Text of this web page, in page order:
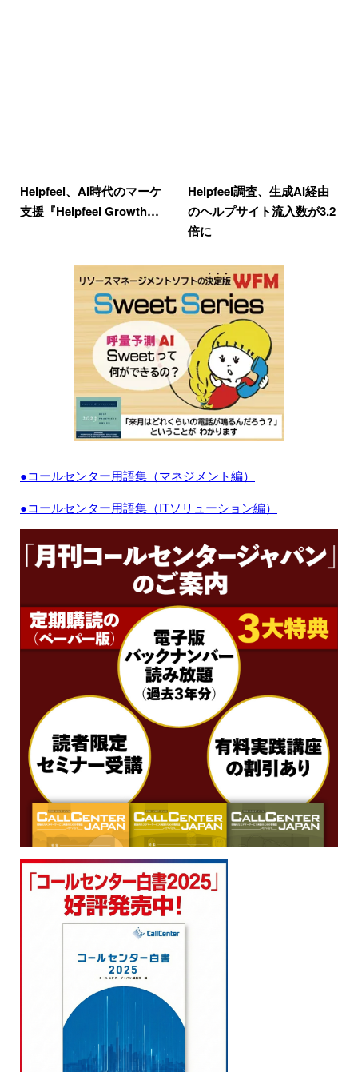
Helpfeel、AI時代のマーケ
支援『Helpfeel Growth…
Helpfeel調査、生成AI経由
のヘルプサイト流入数が3.2
倍に
●コールセンター用語集（マネジメント編）
●コールセンター用語集（ITソリューション編）